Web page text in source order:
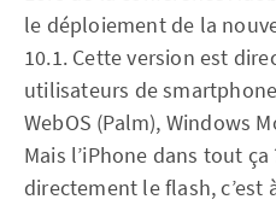
le déploiement de la
10.1. Cette version est
utilisateurs de
WebOS (Palm), Windows
Mais l’iPhone dans tout ça
directement le flash, c’est